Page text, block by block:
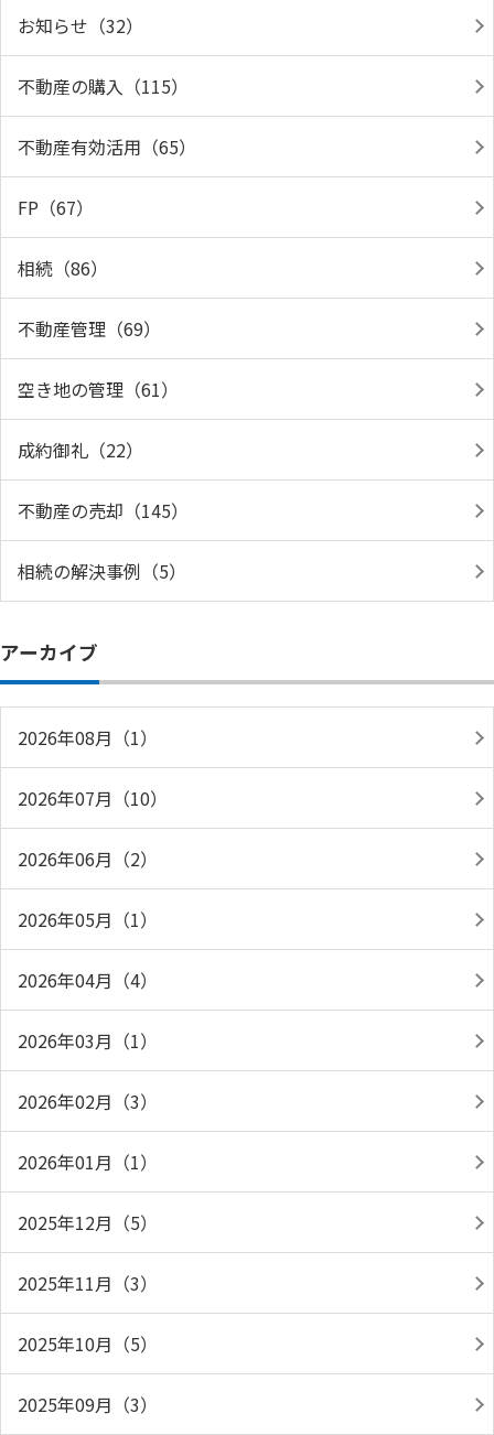
お知らせ（32）
不動産の購入（115）
不動産有効活用（65）
FP（67）
相続（86）
不動産管理（69）
空き地の管理（61）
成約御礼（22）
不動産の売却（145）
相続の解決事例（5）
アーカイブ
2026年08月（1）
2026年07月（10）
2026年06月（2）
2026年05月（1）
2026年04月（4）
2026年03月（1）
2026年02月（3）
2026年01月（1）
2025年12月（5）
2025年11月（3）
2025年10月（5）
2025年09月（3）